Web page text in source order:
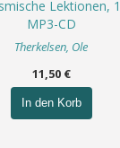
Lektionen, 1
MP3-CD
Therkelsen, Ole
11,50 €
In den Korb